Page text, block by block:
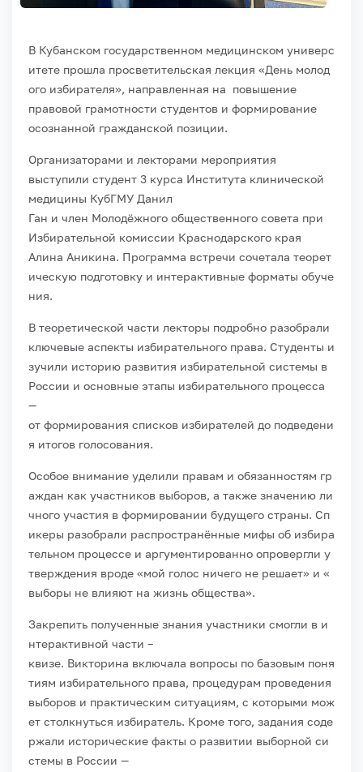
В Кубанском государственном медицинском универс
итете прошла просветительская лекция «День молод
ого избирателя», направленная на повышение
правовой грамотности студентов и формирование
осознанной гражданской позиции.
Организаторами и лекторами мероприятия
выступили студент 3 курса Института клинической
медицины КубГМУ Данил
Ган и член Молодёжного общественного совета при
Избирательной комиссии Краснодарского края
Алина Аникина. Программа встречи сочетала теорет
ическую подготовку и интерактивные форматы обуче
ния.
В теоретической части лекторы подробно разобрали
ключевые аспекты избирательного права. Студенты и
зучили историю развития избирательной системы в
России и основные этапы избирательного процесса
—
от формирования списков избирателей до подведени
я итогов голосования.
Особое внимание уделили правам и обязанностям гр
аждан как участников выборов, а также значению ли
чного участия в формировании будущего страны. Сп
икеры разобрали распространённые мифы об избира
тельном процессе и аргументированно опровергли у
тверждения вроде «мой голос ничего не решает» и «
выборы не влияют на жизнь общества».
Закрепить полученные знания участники смогли в и
нтерактивной части –
квизе. Викторина включала вопросы по базовым поня
тиям избирательного права, процедурам проведения
выборов и практическим ситуациям, с которыми мож
ет столкнуться избиратель. Кроме того, задания соде
ржали исторические факты о развитии выборной си
стемы в России —